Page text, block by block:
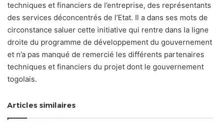
techniques et financiers de l’entreprise, des représentants
des services déconcentrés de l’Etat. Il a dans ses mots de
circonstance saluer cette initiative qui rentre dans la ligne
droite du programme de développement du gouvernement
et n’a pas manqué de remercié les différents partenaires
techniques et financiers du projet dont le gouvernement
togolais.
Articles similaires